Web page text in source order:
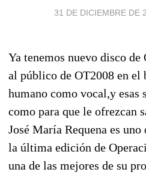
31 DE DICIEMBRE DE
Ya tenemos nuevo disco de
al público de OT2008 en
humano como vocal,y esas
como para que le ofrezcan
José María Requena es
la última edición de
una de las mejores de su